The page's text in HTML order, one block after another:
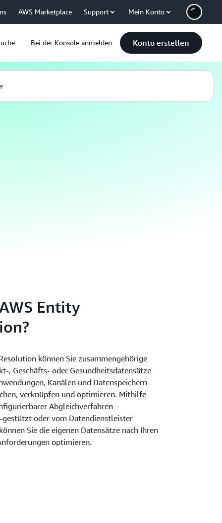
AWS Marketplace Support Mein Konto
Bei der Konsole anmelden Konto erstellen
Entity
können Sie zusammengehörige
, Geschäfts- oder Gesundheitsdatensätze
Kanälen und Datenspeichern
verknüpfen und optimieren. Mithilfe
Abgleichverfahren –
gestützt oder vom Datendienstleister
Sie die eigenen Datensätze nach Ihren
optimieren.